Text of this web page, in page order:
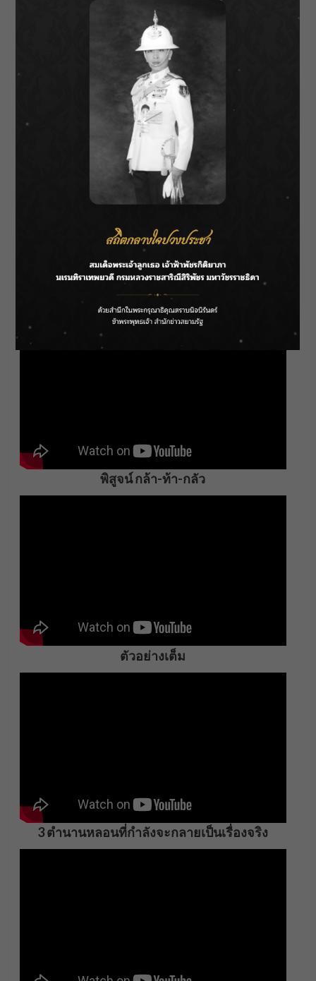
เตรียมลุ้นเอาใจช่วยให้หนุ่มเจมส์เอาชีวิตรอดจาก
ผีเตียงซีไปให้ได้ใน“เทอมสอง สยองขวัญ”
ในโรงภาพยนตร์
นาน่า VS เจมส์ ทายตัวละครสยองระดับตำนาน
พิสูจน์ กล้า-ท้า-กลัว
ตัวอย่างเต็ม
3 ตำนานหลอนที่กำลังจะกลายเป็นเรื่องจริง